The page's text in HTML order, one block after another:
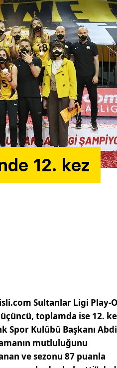
12. kez
Sultanlar Ligi Play-
toplamda ise 12.
Spor Kulübü Başkanı Abdi
mutluluğunu
ve sezonu 87 puanla